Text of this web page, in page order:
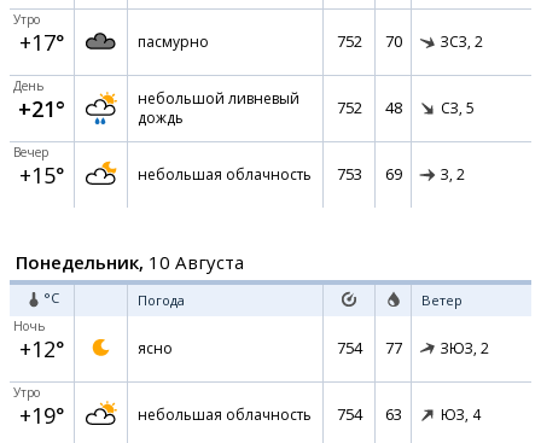
Утро
+17° пасмурно 752 70 ЗСЗ, 2
День
+21°
небольшой ливневый
дождь
752 48 СЗ, 5
Вечер
+15° небольшая облачность 753 69 З, 2
Понедельник, 10 Августа
°C Погода Ветер
Ночь
+12° ясно 754 77 ЗЮЗ, 2
Утро
+19° небольшая облачность 754 63 ЮЗ, 4